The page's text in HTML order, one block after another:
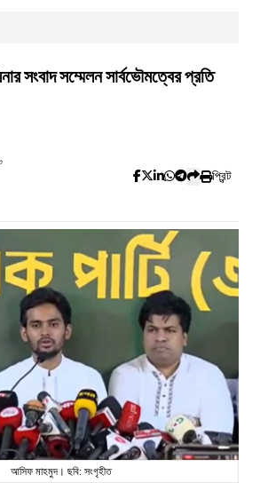
সংবাদ সম্মেলন সার্বভৌমত্বের প্রতি
প্রিন্ট
আসিফ মাহমুদ। ছবি: সংগৃহীত